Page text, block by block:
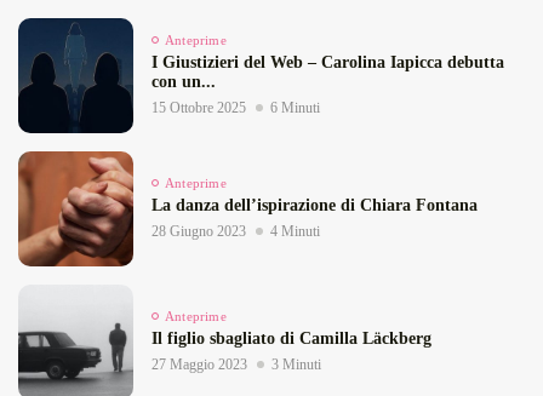
Anteprime
I Giustizieri del Web – Carolina Iapicca debutta
con un...
15 Ottobre 2025 6 Minuti
Anteprime
La danza dell’ispirazione di Chiara Fontana
28 Giugno 2023 4 Minuti
Anteprime
Il figlio sbagliato di Camilla Läckberg
27 Maggio 2023 3 Minuti